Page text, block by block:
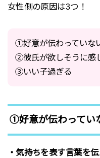
女性側の原因は3つ！
①好意が伝わっていな
②彼氏が欲しそうに感
③いい子過ぎる
①好意が伝わってい
・気持ちを表す言葉を